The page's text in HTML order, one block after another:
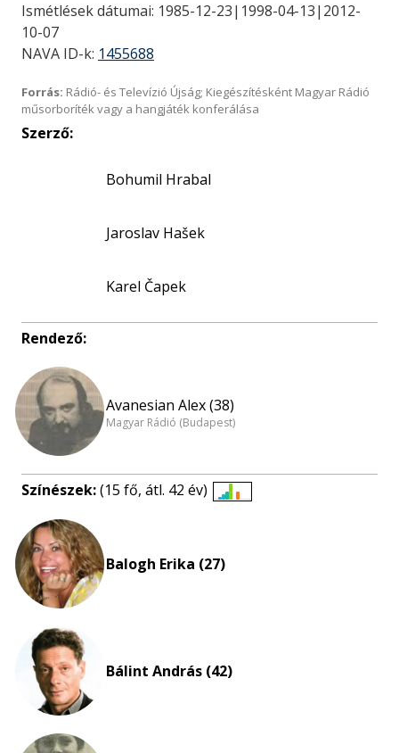
Ismétlések dátumai: 1985-12-23|1998-04-13|2012-
10-07
NAVA ID-k: 1455688
Forrás: Rádió- és Televízió Újság; Kiegészítésként Magyar Rádió
műsorboríték vagy a hangjáték konferálása
Szerző:
Bohumil Hrabal
Jaroslav Hašek
Karel Čapek
Rendező:
Avanesian Alex (38)
Magyar Rádió (Budapest)
Színészek:(15 fő, átl. 42 év)
Balogh Erika (27)
Bálint András (42)